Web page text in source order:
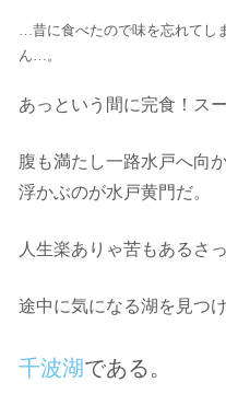
…昔に食べたので味を忘れてし
ん…。
あっという間に完食！ス
腹も満たし一路水戸へ向
浮かぶのが水戸黄門だ。
人生楽ありゃ苦もあるさっ
途中に気になる湖を見つけ
千波湖である。